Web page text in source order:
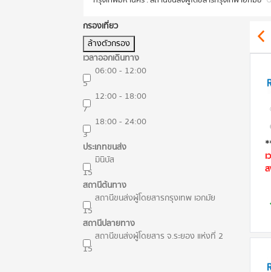
กรองเที่ยว
ล้างตัวกรอง
เวลาออกเดินทาง
06:00 - 12:00
5
12:00 - 18:00
7
18:00 - 24:00
3
ประเภทขนส่ง
มินิบัส
15
สถานีต้นทาง
สถานีขนส่งผู้โดยสารกรุงเทพ เอกมัย
15
สถานีปลายทาง
สถานีขนส่งผู้โดยสาร จ.ระยอง แห่งที่ 2
15